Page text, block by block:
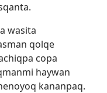
wasita
qolqe
copa
haywan
kananpaq.